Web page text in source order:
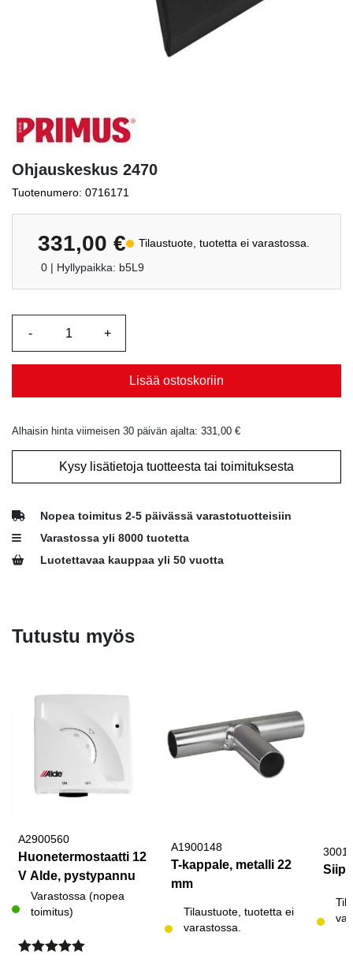
Ohjauskeskus 2470
Tuotenumero: 0716171
331,00 € Tilaustuote, tuotetta ei varastossa.
0 | Hyllypaikka: b5L9
Lisää ostoskoriin
Alhaisin hinta viimeisen 30 päivän ajalta: 331,00 €
Kysy lisätietoja tuotteesta tai toimituksesta
Nopea toimitus 2-5 päivässä varastotuotteisiin
Varastossa yli 8000 tuotetta
Luotettavaa kauppaa yli 50 vuotta
Tutustu myös
A2900560
Huonetermostaatti 12
V Alde, pystypannu
Varastossa (nopea
toimitus)
A1900148
T-kappale, metalli 22
mm
Tilaustuote, tuotetta ei
varastossa.